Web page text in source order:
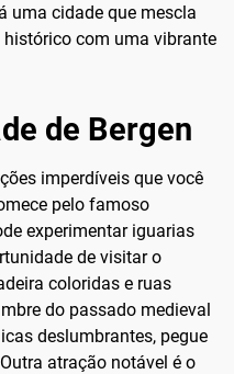
uma cidade que mescla
com uma vibrante
de Bergen
imperdíveis que você
pelo famoso
experimentar iguarias
de visitar o
coloridas e ruas
do passado medieval
deslumbrantes, pegue
atração notável é o